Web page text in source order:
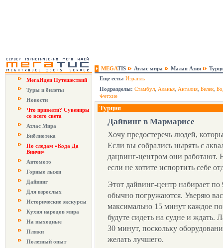
MEGATIS Атлас мира Малая Азия
МегаИдеи Путешествий
Туры и билеты
Новости
Что привезти? Сувениры
со всего света
Атлас Мира
Библиотека
По следам «Кода Да
Винчи»
Автомото
Горные лыжи
Дайвинг
Для взрослых
Исторические экскурсы
Кухня народов мира
На выходные
Пляжи
Полезный опыт
Еще есть: Израиль
Подразделы: Стамбул Аланья Анталия Белек
Фетхие
Турция
Дайвинг в Мармарисе
Хочу предостеречь людей,
Если вы собрались нырять с
дацвинг-центром они работают.
если не хотите испортить себе
Этот дайвинг-центр набирает
обычно погружаются. Уверяю
максимально 15 минут каждое
будуте сидеть на судне и ждать.
30 минут, поскольку
желать лучшего.